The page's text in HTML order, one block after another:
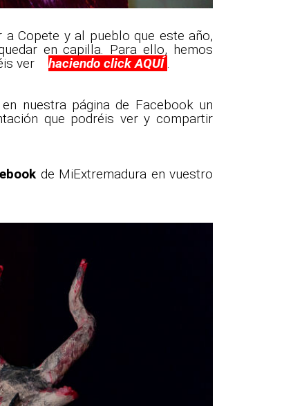
Copete y al pueblo que este año,
en capilla. Para ello, hemos
ver haciendo click AQUÍ .
nuestra página de Facebook un
que podréis ver y compartir
de MiExtremadura en vuestro